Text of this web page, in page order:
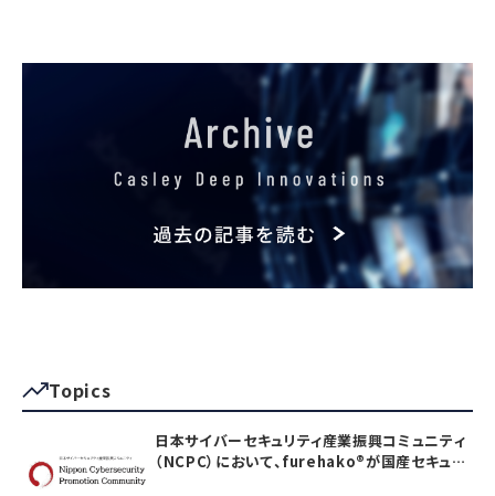
Topics
日本サイバーセキュリティ産業振興コミュニティ
（NCPC）において、furehako®が国産セキュリ